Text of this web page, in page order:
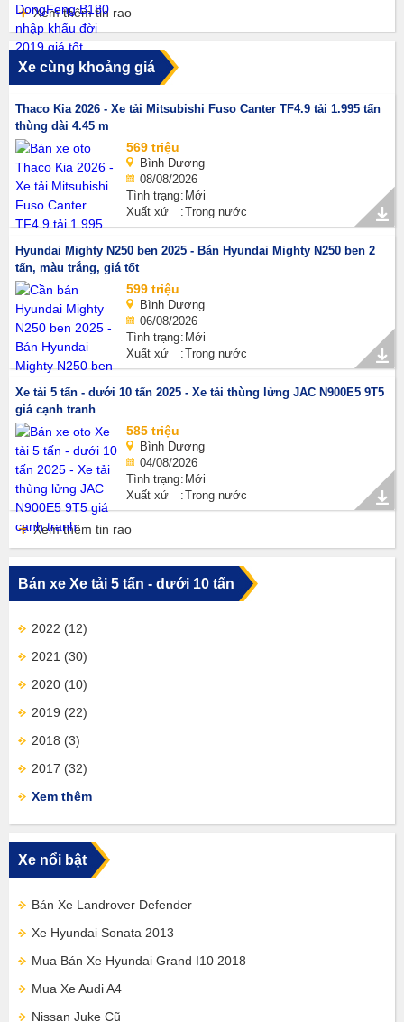
Xem thêm tin rao
Xe cùng khoảng giá
Thaco Kia 2026 - Xe tải Mitsubishi Fuso Canter TF4.9 tải 1.995 tấn
thùng dài 4.45 m
569 triệu
Bình Dương
08/08/2026
Tình trạng Mới
Xuất xứ
Trong nước
Hyundai Mighty N250 ben 2025 - Bán Hyundai Mighty N250 ben 2
tấn, màu trắng, giá tốt
599 triệu
Bình Dương
06/08/2026
Tình trạng Mới
Xuất xứ
Trong nước
Xe tải 5 tấn - dưới 10 tấn 2025 - Xe tải thùng lửng JAC N900E5 9T5
giá cạnh tranh
585 triệu
Bình Dương
04/08/2026
Tình trạng Mới
Xuất xứ
Trong nước
Xem thêm tin rao
Bán xe Xe tải 5 tấn - dưới 10 tấn
2022 (12)
2021 (30)
2020 (10)
2019 (22)
2018 (3)
2017 (32)
Xem thêm
Xe nổi bật
Bán Xe Landrover Defender
Xe Hyundai Sonata 2013
Mua Bán Xe Hyundai Grand I10 2018
Mua Xe Audi A4
Nissan Juke Cũ